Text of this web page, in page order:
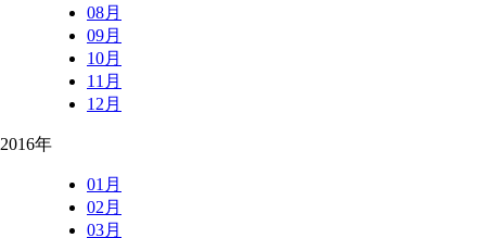
08月
09月
10月
11月
12月
2016年
01月
02月
03月